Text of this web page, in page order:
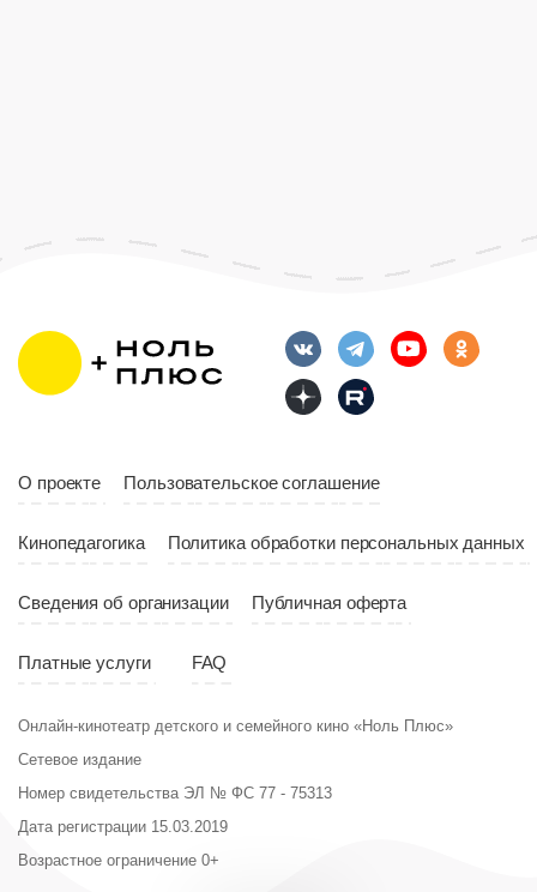
О проекте Пользовательское соглашение
Кинопедагогика Политика обработки персональных данных
Сведения об организации Публичная оферта
Платные услуги FAQ
Онлайн-кинотеатр детского и семейного кино «Ноль Плюс»
Сетевое издание
Номер свидетельства ЭЛ № ФС 77 - 75313
Дата регистрации 15.03.2019
Возрастное ограничение 0+